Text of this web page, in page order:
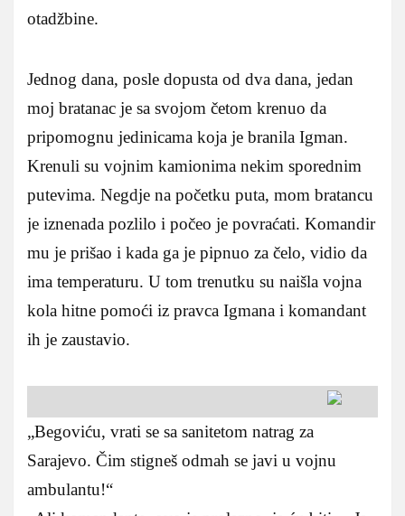
otadžbine.
Jednog dana, posle dopusta od dva dana, jedan
moj bratanac je sa svojom četom krenuo da
pripomognu jedinicama koja je branila Igman.
Krenuli su vojnim kamionima nekim sporednim
putevima. Negdje na početku puta, mom bratancu
je iznenada pozlilo i počeo je povraćati. Komandir
mu je prišao i kada ga je pipnuo za čelo, vidio da
ima temperaturu. U tom trenutku su naišla vojna
kola hitne pomoći iz pravca Igmana i komandant
ih je zaustavio.
„Begoviću, vrati se sa sanitetom natrag za
Sarajevo. Čim stigneš odmah se javi u vojnu
ambulantu!“